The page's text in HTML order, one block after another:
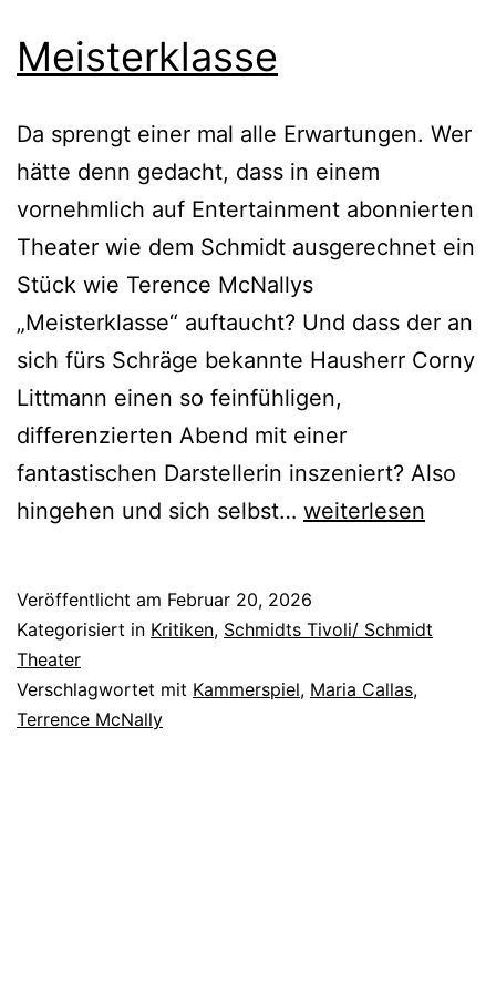
Meisterklasse
Da sprengt einer mal alle Erwartungen. Wer
hätte denn gedacht, dass in einem
vornehmlich auf Entertainment abonnierten
Theater wie dem Schmidt ausgerechnet ein
Stück wie Terence McNallys
„Meisterklasse“ auftaucht? Und dass der an
sich fürs Schräge bekannte Hausherr Corny
Littmann einen so feinfühligen,
differenzierten Abend mit einer
fantastischen Darstellerin inszeniert? Also
hingehen und sich selbst… Meisterklasse
weiterlesen
Veröffentlicht am Februar 20, 2026
Kategorisiert in Kritiken, Schmidts Tivoli/ Schmidt
Theater
Verschlagwortet mit Kammerspiel, Maria Callas,
Terrence McNally